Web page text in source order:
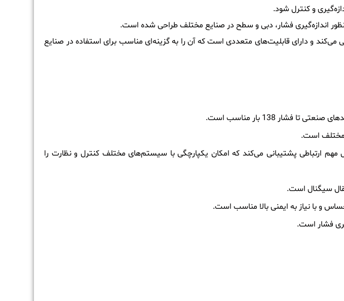
و کنترل شود.
می‌کند و دارای قابلیت‌های متعددی است که آن را به گزینه‌ای مناسب برای استفاده در صنایع
فشار 138 بار مناسب است.
مهم ارتباطی پشتیبانی می‌کند که امکان یکپارچگی با سیستم‌های مختلف کنترل و نظارت را
و با نیاز به ایمنی بالا مناسب است.